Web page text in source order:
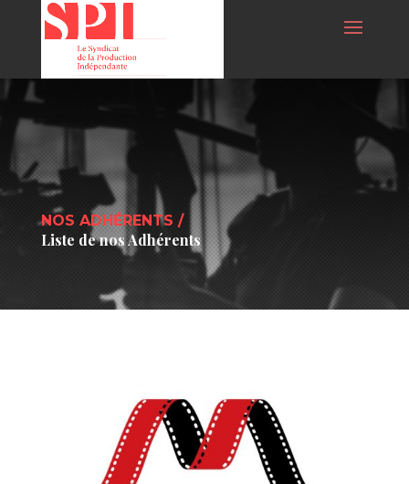
NOS ADHÉRENTS /
Liste de nos Adhérents